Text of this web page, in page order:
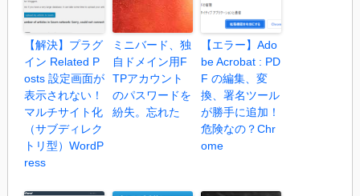
【解決】プラグ
イン Related P
osts 設定画面が
表示されない！
マルチサイト化
（サブディレク
トリ型）WordP
ress
ミニバード、独
自ドメイン用F
TPアカウント
のパスワードを
紛失。忘れた
【エラー】Ado
be Acrobat : PD
F の編集、変
換、署名ツール
が勝手に追加！
危険なの？Chr
ome